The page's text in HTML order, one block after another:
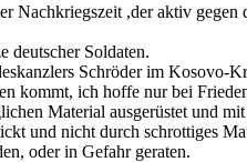
Nachkriegszeit ,der aktiv
deutscher Soldaten.
Schröder im Kosovo-
kommt, ich hoffe nur bei
Material ausgerüstet und
und nicht durch schrottiges
oder in Gefahr geraten.